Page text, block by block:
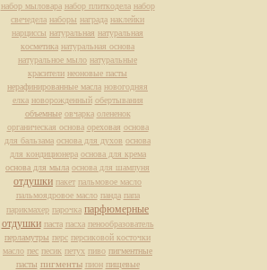
набор мыловара набор плиткодела набор
свечедела наборы награда наклейки
нарциссы натуральная натуральная
косметика натуральная основа
натуральное мыло натуральные
красители неоновые пасты
нерафинированные масла новогодняя
елка новорожденный обертывания
объемные овчарка олененок
органическая основа ореховая основа
для бальзама основа для духов основа
для кондиционера основа для крема
основа для мыла основа для шампуня
отдушки пакет пальмовое масло
пальмоядровое масло панда папа
парикмахер парочка парфюмерные
отдушки паста пасха пенообразователь
перламутры перс персиковой косточки
масло пес песик петух пиво пигментные
пасты пигменты пион пищевые